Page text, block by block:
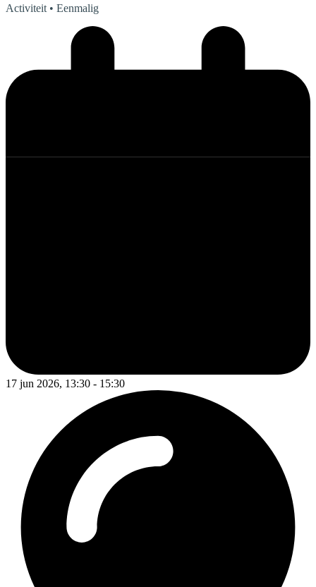
Activiteit • Eenmalig
17 jun 2026, 13:30 - 15:30